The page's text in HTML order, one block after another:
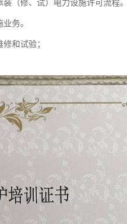
（修、试）电力设施许可流程
务。
和试验；